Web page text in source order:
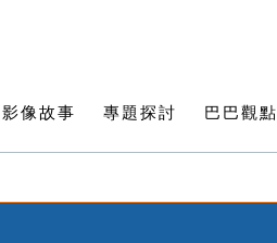
影像故事 專題探討 巴巴觀點